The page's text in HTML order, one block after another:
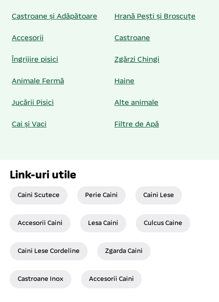
Castroane și Adăpătoare Hrană Pești și Broscuțe
Accesorii Castroane
Îngrijire pisici Zgărzi Chingi
Animale Fermă Haine
Jucării Pisici Alte animale
Cai și Vaci Filtre de Apă
Link-uri utile
Caini Scutece Perie Caini Caini Lese
Accesorii Caini Lesa Caini Culcus Caine
Caini Lese Cordeline Zgarda Caini
Castroane Inox Accesorii Caini